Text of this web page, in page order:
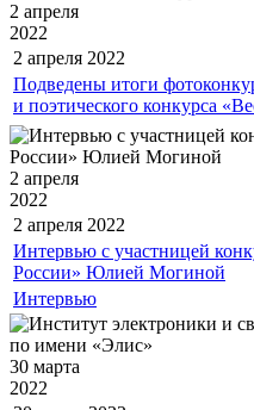
2 апреля
2022
2 апреля 2022
Подведены итоги
и поэтического конкурса
2 апреля
2022
2 апреля 2022
Интервью с участницей
России» Юлией Могиной
Интервью
30 марта
2022